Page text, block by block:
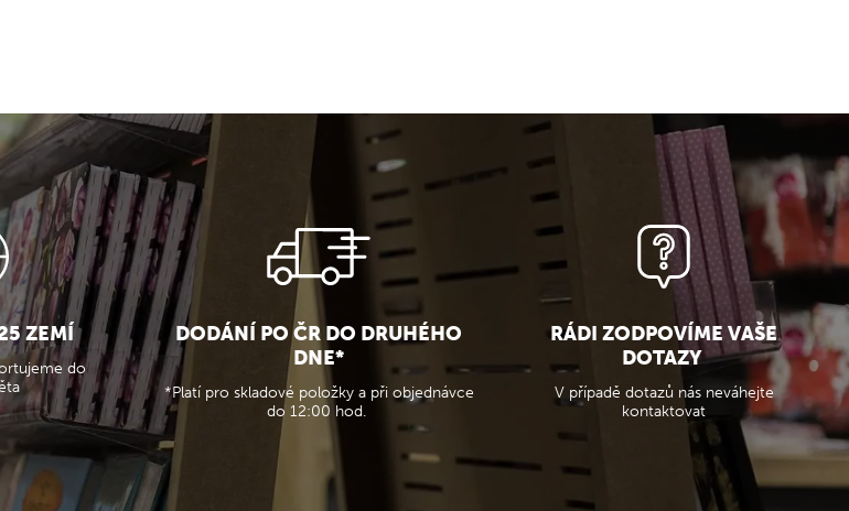
ZEMÍ
do
DODÁNÍ PO ČR DO DRUHÉHO
DNE*
*Platí pro skladové položky a při objednávce
do 12:00 hod.
RÁDI ZODPOVÍME VAŠE
DOTAZY
V případě dotazů nás neváhejte
kontaktovat